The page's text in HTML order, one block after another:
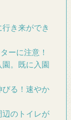
き来ができ
ーに注意！
。既に入園
びる！速やか
辺のトイレが